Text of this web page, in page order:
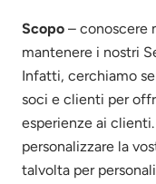
Scopo – conoscere
mantenere i nostri
Infatti, cerchiamo
soci e clienti per
esperienze ai
personalizzare la
talvolta per